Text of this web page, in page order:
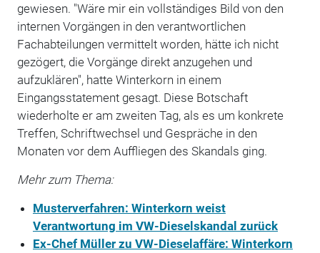
gewiesen. "Wäre mir ein vollständiges Bild von den
internen Vorgängen in den verantwortlichen
Fachabteilungen vermittelt worden, hätte ich nicht
gezögert, die Vorgänge direkt anzugehen und
aufzuklären", hatte Winterkorn in einem
Eingangsstatement gesagt. Diese Botschaft
wiederholte er am zweiten Tag, als es um konkrete
Treffen, Schriftwechsel und Gespräche in den
Monaten vor dem Auffliegen des Skandals ging.
Mehr zum Thema:
Musterverfahren: Winterkorn weist
Verantwortung im VW-Dieselskandal zurück
Ex-Chef Müller zu VW-Dieselaffäre: Winterkorn